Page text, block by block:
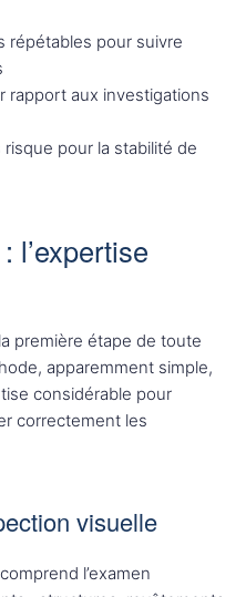
répétables pour suivre
rapport aux investigations
pour la stabilité de
l’expertise
première étape de toute
apparemment simple,
considérable pour
correctement les
visuelle
l’examen